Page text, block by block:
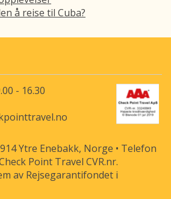
å reise til Cuba?
- 16.30
Ytre Enebakk, Norge • Telefon
Point Travel CVR.nr.
av Rejsegarantifondet i